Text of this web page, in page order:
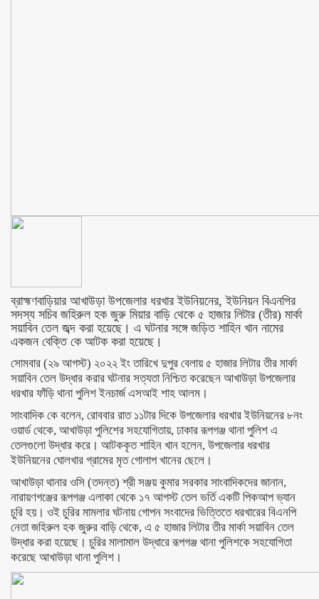
ব্রাহ্মণবাড়িয়ার আখাউড়া উপজেলার ধরখার ইউনিয়নের, ইউনিয়ন বিএনপির
সদস্য সচিব জহিরুল হক জুরু মিয়ার বাড়ি থেকে ৫ হাজার লিটার (তীর) মার্কা
সয়াবিন তেল জব্দ করা হয়েছে। এ ঘটনার সঙ্গে জড়িত শাহিন খান নামের
একজন বেক্তি কে আটক করা হয়েছে।
সোমবার (২৯ আগস্ট) ২০২২ ইং তারিখে দুপুর বেলায় ৫ হাজার লিটার তীর মার্কা
সয়াবিন তেল উদ্ধার করার ঘটনার সত্যতা নিশ্চিত করেছেন আখাউড়া উপজেলার
ধরখার ফাঁড়ি থানা পুলিশ ইনচার্জ এসআই শাহ আলম।
সাংবাদিক কে বলেন, রোববার রাত ১১টার দিকে উপজেলার ধরখার ইউনিয়নের ৮নং
ওয়ার্ড থেকে, আখাউড়া পুলিশের সহযোগিতায়, ঢাকার রূপগঞ্জ থানা পুলিশ এ
তেলগুলো উদ্ধার করে। আটককৃত শাহিন খান হলেন, উপজেলার ধরখার
ইউনিয়নের ঘোলখার গ্রামের মৃত গোলাপ খানের ছেলে।
আখাউড়া থানার ওসি (তদন্ত) শ্রী সঞ্জয় কুমার সরকার সাংবাদিকদের জানান,
নারায়ণগঞ্জের রূপগঞ্জ এলাকা থেকে ১৭ আগস্ট তেল ভর্তি একটি পিকআপ ভ্যান
চুরি হয়। ওই চুরির মামলার ঘটনায় গোপন সংবাদের ভিত্তিতে ধরখারের বিএনপি
নেতা জহিরুল হক জুরুর বাড়ি থেকে, এ ৫ হাজার লিটার তীর মার্কা সয়াবিন তেল
উদ্ধার করা হয়েছে। চুরির মালামাল উদ্ধারে রূপগঞ্জ থানা পুলিশকে সহযোগিতা
করেছে আখাউড়া থানা পুলিশ।